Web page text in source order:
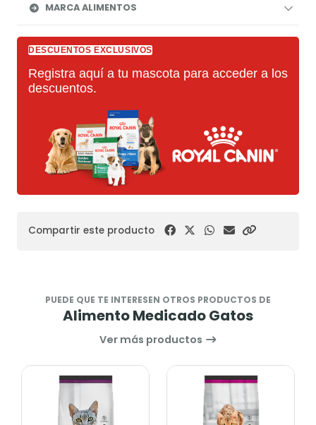
MARCA ALIMENTOS
DESCUENTOS EXCLUSIVOS
Registra aquí a tu mascota para acceder a los
descuentos.
Compartir este producto
PUEDE QUE TE INTERESEN OTROS PRODUCTOS DE
Alimento Medicado Gatos
Ver más productos